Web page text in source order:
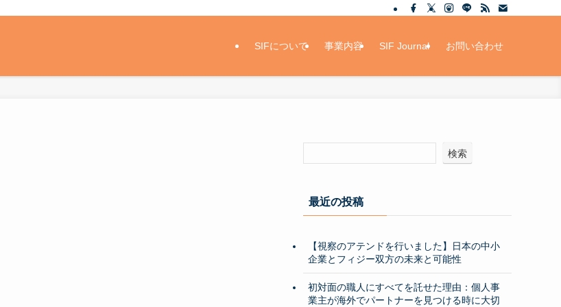
SIFについて 事業内容 SIF Journal お問い合わせ
検索
最近の投稿
【視察のアテンドを行いました】日本の中小
企業とフィジー双方の未来と可能性
初対面の職人にすべてを託せた理由：個人事
業主が海外でパートナーを見つける時に大切